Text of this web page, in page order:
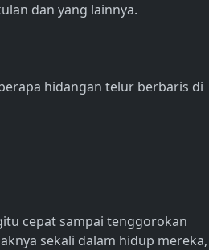
dan yang lainnya.
hidangan telur berbaris di
cepat sampai tenggorokan
sekali dalam hidup mereka,